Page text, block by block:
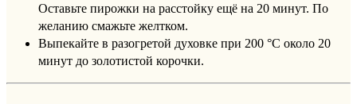
Оставьте пирожки на расстойку ещё на 20 минут. По
желанию смажьте желтком.
Выпекайте в разогретой духовке при 200 °C около 20
минут до золотистой корочки.